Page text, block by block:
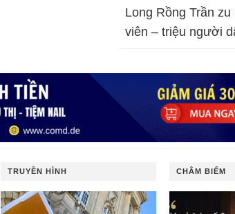
Long Rồng Trần zu
viên – triệu người
TRUYỀN HÌNH CHÂM BIẾM